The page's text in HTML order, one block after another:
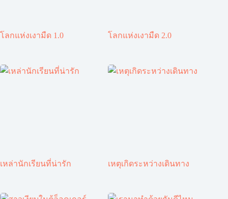
โลกแห่งเงามืด 1.0 โลกแห่งเงามืด 2.0
เหล่านักเรียนที่น่ารัก เหตุเกิดระหว่างเดินทาง